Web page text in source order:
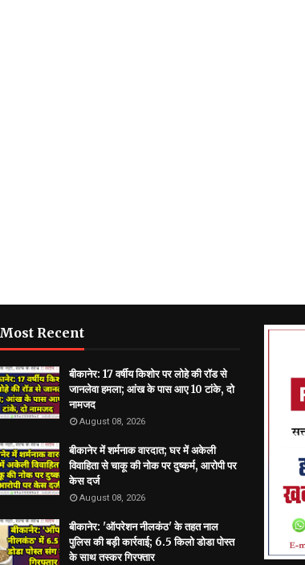
Most Recent
बीकानेर: 17 वर्षीय किशोर पर लोहे की रॉड से
जानलेवा हमला; आंख के पास आए 10 टांके, दो
नामजद
August 08, 2026
बीकानेर में शर्मनाक वारदात; घर में अकेली
विवाहिता से चाकू की नोक पर दुष्कर्म, आरोपी पर
केस दर्ज
August 08, 2026
बीकानेर: 'ऑपरेशन नीलकंठ' के तहत नाल
पुलिस की बड़ी कार्रवाई; 6.5 किलो डोडा पोस्त
के साथ तस्कर गिरफ्तार